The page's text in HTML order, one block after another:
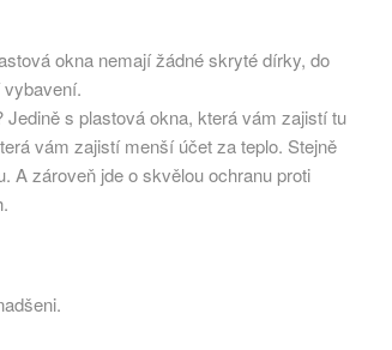
okna nemají žádné skryté dírky, do
s plastová okna, která vám zajistí tu
vám zajistí menší účet za teplo. Stejně
A zároveň jde o skvělou ochranu proti